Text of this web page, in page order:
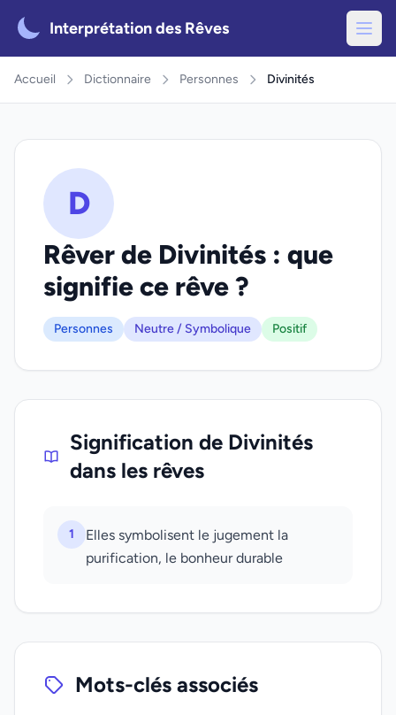
Interprétation des Rêves
Accueil Dictionnaire Personnes Divinités
D
Rêver de Divinités : que
signifie ce rêve ?
Personnes Neutre / Symbolique Positif
Signification de Divinités
dans les rêves
1
Elles symbolisent le jugement la
purification, le bonheur durable
Mots-clés associés